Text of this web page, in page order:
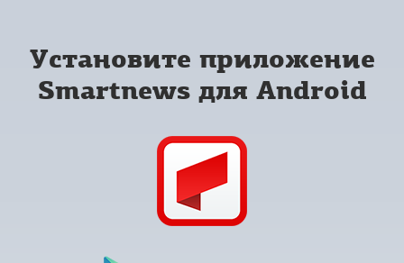
Установите приложение
Smartnews для Android